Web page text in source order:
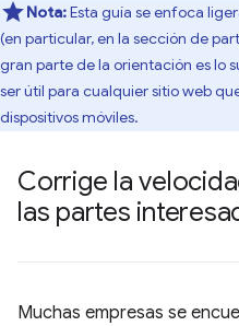
Nota:Esta guía se enfoca
(en particular, en la sección de
gran parte de la orientación es lo
ser útil para cualquier sitio web
dispositivos móviles.
Corrige la
las partes
Muchas empresas se